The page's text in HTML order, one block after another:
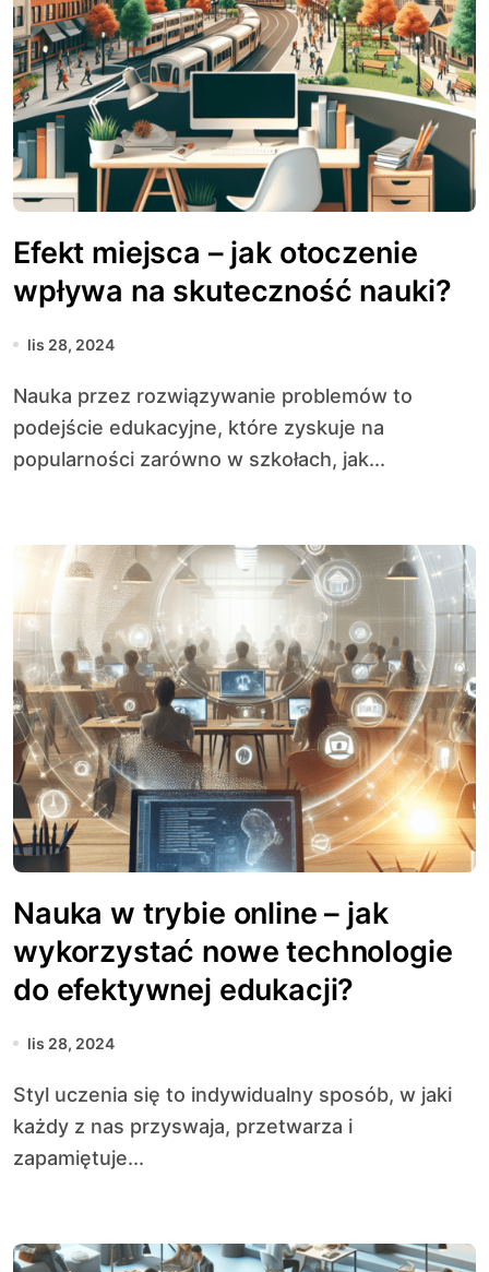
Efekt miejsca – jak otoczenie
wpływa na skuteczność nauki?
lis 28, 2024
Nauka przez rozwiązywanie problemów to
podejście edukacyjne, które zyskuje na
popularności zarówno w szkołach, jak...
Nauka w trybie online – jak
wykorzystać nowe technologie
do efektywnej edukacji?
lis 28, 2024
Styl uczenia się to indywidualny sposób, w jaki
każdy z nas przyswaja, przetwarza i
zapamiętuje...